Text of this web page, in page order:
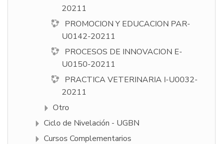
20211
PROMOCION Y EDUCACION PAR-
U0142-20211
PROCESOS DE INNOVACION E-
U0150-20211
PRACTICA VETERINARIA I-U0032-
20211
Otro
Ciclo de Nivelación - UGBN
Cursos Complementarios